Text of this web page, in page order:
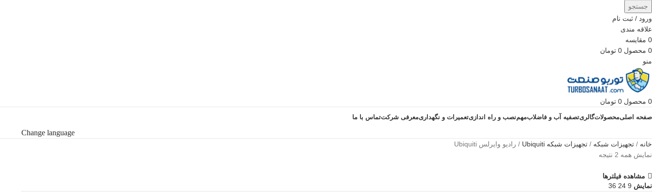
جستجو
ورود / ثبت نام
علاقه مندی
0 مقایسه
0 محصول 0 تومان
منو
0 محصول 0 تومان
صفحه اصلیمحصولاتگالریتصفیه آب و فاضلابمهمنصب و راه اندازیتعمیرات و نگهداریمعرفی شرکتتماس با ما
Change language
خانه تجهیزات شبکه تجهیزات شبکه Ubiquiti
رادیو وایرلس Ubiquiti
نمایش همه 2 نتیجه
مشاهده فیلترها
نمایش 9
24
36